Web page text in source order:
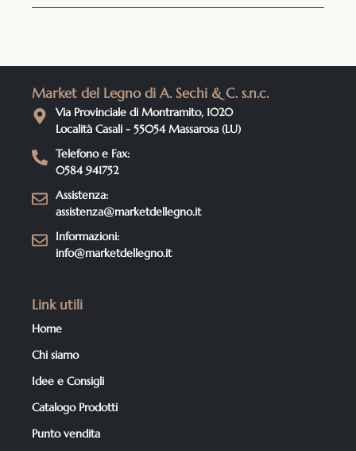
Market del Legno di A. Sechi & C. s.n.c.
Via Provinciale di Montramito, 1020
Località Casali - 55054 Massarosa (LU)
Telefono e Fax:
0584 941752
Assistenza:
assistenza@marketdellegno.it
Informazioni:
info@marketdellegno.it
Link utili
Home
Chi siamo
Idee e Consigli
Catalogo Prodotti
Punto vendita